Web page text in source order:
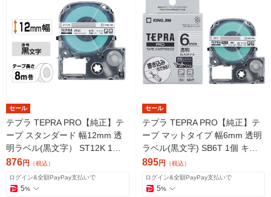
セール
テプラ TEPRA PRO【純正】テ
ープ スタンダード 幅12mm 透
明ラベル(黒文字） ST12K 1個
キングジム
876円 （税込）
ログイン&全額PayPay支払いで
5%
セール
テプラ TEPRA PRO【純正】テ
ープ マットタイプ 幅6mm 透明
ラベル(黒文字) SB6T 1個 キン
グジム
895円 （税込）
ログイン&全額PayPay支払いで
5%